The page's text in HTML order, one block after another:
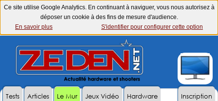
Ce site utilise Google Analytics. En continuant à naviguer, vous nous autorisez à
déposer un cookie à des fins de mesure d'audience.
En savoir plus
S'identifier pour configurer cette option
Inscription
Tests Articles Le Mur Jeux Vidéo
Hardware